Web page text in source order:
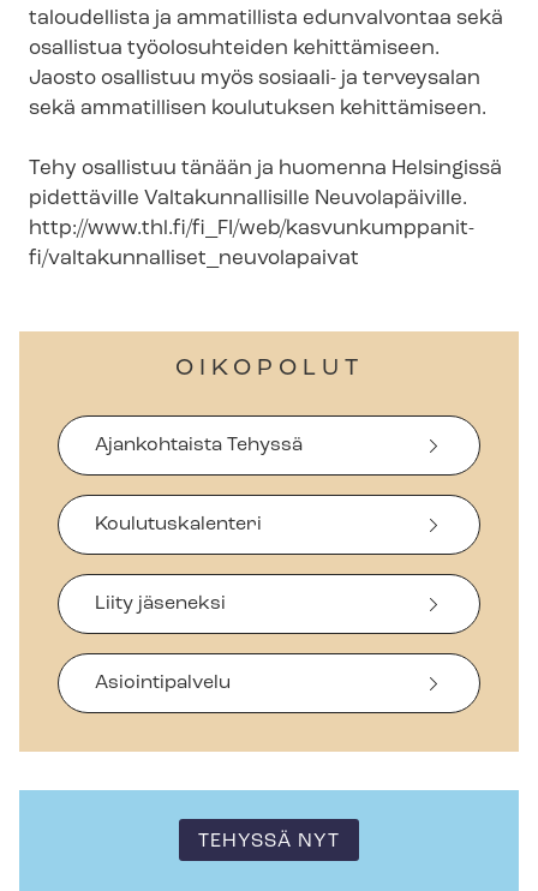
taloudellista ja ammatillista edunvalvontaa sekä
osallistua työolosuhteiden kehittämiseen.
Jaosto osallistuu myös sosiaali- ja terveysalan
sekä ammatillisen koulutuksen kehittämiseen.
Tehy osallistuu tänään ja huomenna Helsingissä
pidettäville Val­ta­kun­nal­li­sil­le Neuvolapäiville.
http://www.thl.fi/fi_FI/web/kasvunkumppanit-​
fi/valtakunnalliset_neuvolapaivat
OIKOPOLUT
Ajankohtaista Tehyssä
Koulutuskalenteri
Liity jäseneksi
Asiointipalvelu
TEHYSSÄ NYT